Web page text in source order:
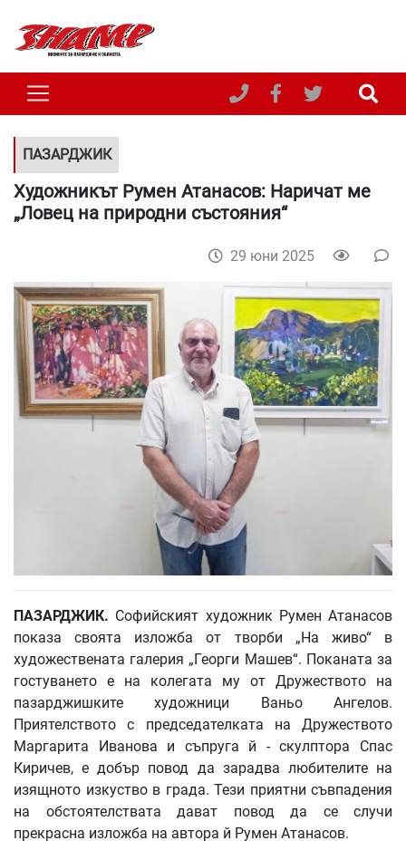
ПАЗАРДЖИК
Художникът Румен Атанасов: Наричат ме
„Ловец на природни състояния“
29 юни 2025
ПАЗАРДЖИК. Софийският художник Румен Атанасов
показа своята изложба от творби „На живо“ в
художествената галерия „Георги Машев“. Поканата за
гостуването е на колегата му от Дружеството на
пазарджишките художници Ваньо Ангелов.
Приятелството с председателката на Дружеството
Маргарита Иванова и съпруга й - скулптора Спас
Киричев, е добър повод да зарадва любителите на
изящното изкуство в града. Тези приятни съвпадения
на обстоятелствата дават повод да се случи
прекрасна изложба на автора й Румен Атанасов.